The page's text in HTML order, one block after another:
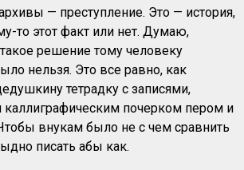
— преступление. Это — история,
то этот факт или нет. Думаю,
решение тому человеку
нельзя. Это все равно, как
тетрадку с записями,
почерком пером и
внукам было не с чем сравнить
писать абы как.